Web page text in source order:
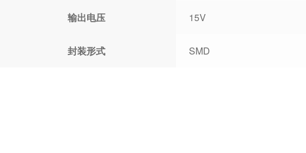
输出电压 15V
封装形式 SMD